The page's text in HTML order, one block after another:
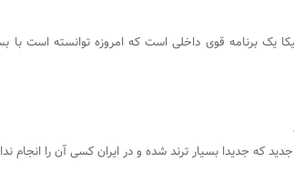
یک برنامه قوی داخلی است که امروزه توانسته است با
که جدیدا بسیار ترند شده و در ایران کسی آن را انجام